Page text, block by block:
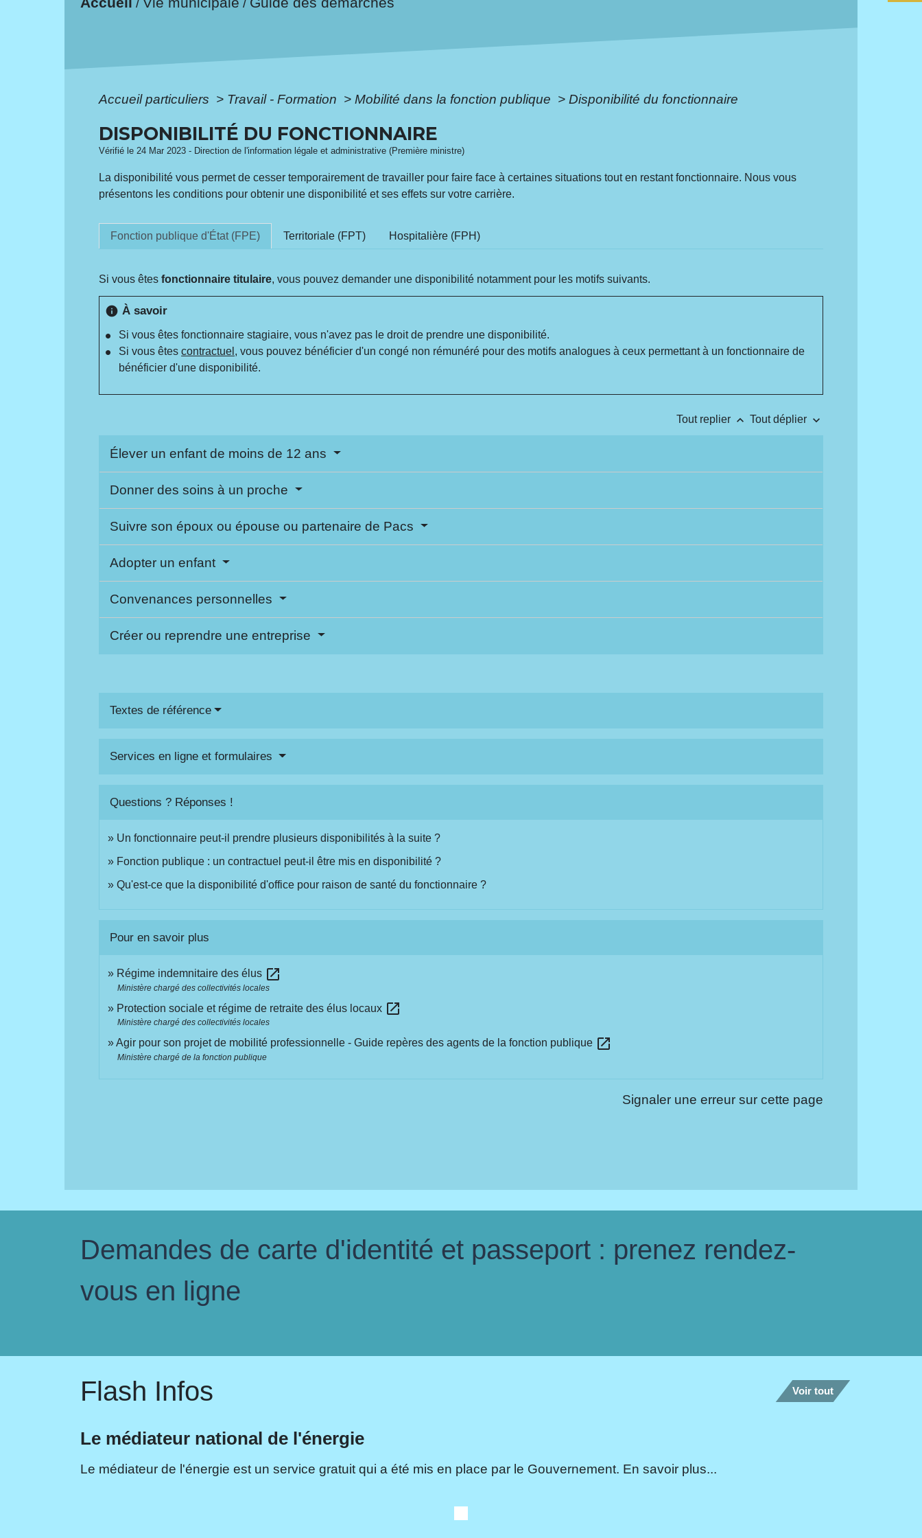
/ /
Accueil particuliers > Travail - Formation > Mobilité dans la fonction publique > Disponibilité du fonctionnaire
DISPONIBILITÉ DU FONCTIONNAIRE
Vérifié le 24 Mar 2023 - Direction de l'information légale et administrative (Première ministre)
La disponibilité vous permet de cesser temporairement de travailler pour faire face à certaines situations tout en restant fonctionnaire. Nous vous
présentons les conditions pour obtenir une disponibilité et ses effets sur votre carrière.
Fonction publique d'État (FPE) Territoriale (FPT) Hospitalière (FPH)
Si vous êtesfonctionnaire titulaire, vous pouvez demander une disponibilité notamment pour les motifs suivants.
info À savoir
Si vous êtes fonctionnaire stagiaire, vous n'avez pas le droit de prendre une disponibilité.
Si vous êtescontractuel , vous pouvez bénéficier d'un congé non rémunéré pour des motifs analogues à ceux permettant à un fonctionnaire de
bénéficier d'une disponibilité.
Tout replier keyboard_arrow_up Tout déplier keyboard_arrow_down
Élever un enfant de moins de 12 ans
Donner des soins à un proche
Suivre son époux ou épouse ou partenaire de Pacs
Adopter un enfant
Convenances personnelles
Créer ou reprendre une entreprise
Textes de référence
Services en ligne et formulaires
Questions ? Réponses !
Un fonctionnaire peut-il prendre plusieurs disponibilités à la suite ?
Fonction publique : un contractuel peut-il être mis en disponibilité ?
Qu'est-ce que la disponibilité d'office pour raison de santé du fonctionnaire ?
Pour en savoir plus
Régime indemnitaire des élus open_in_new
Ministère chargé des collectivités locales
Protection sociale et régime de retraite des élus locaux open_in_new
Ministère chargé des collectivités locales
Agir pour son projet de mobilité professionnelle - Guide repères des agents de la fonction publique open_in_new
Ministère chargé de la fonction publique
Signaler une erreur sur cette page
Demandes de carte d'identité et passeport : prenez rendez-
vous en ligne
Flash Infos Voir tout
Le médiateur national de l'énergie
Le médiateur de l'énergie est un service gratuit qui a été mis en place par le Gouvernement. En savoir plus...